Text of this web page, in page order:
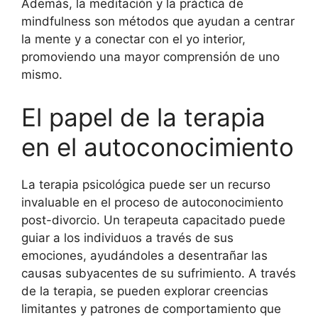
Además, la meditación y la práctica de
mindfulness son métodos que ayudan a centrar
la mente y a conectar con el yo interior,
promoviendo una mayor comprensión de uno
mismo.
El papel de la terapia
en el autoconocimiento
La terapia psicológica puede ser un recurso
invaluable en el proceso de autoconocimiento
post-divorcio. Un terapeuta capacitado puede
guiar a los individuos a través de sus
emociones, ayudándoles a desentrañar las
causas subyacentes de su sufrimiento. A través
de la terapia, se pueden explorar creencias
limitantes y patrones de comportamiento que